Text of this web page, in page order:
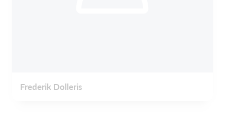
Frederik Dolleris